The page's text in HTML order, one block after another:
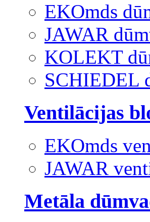
EKOmds
JAWAR
KOLEKT
SCHIEDEL
Ventilācijas
EKOmds
JAWAR
Metāla